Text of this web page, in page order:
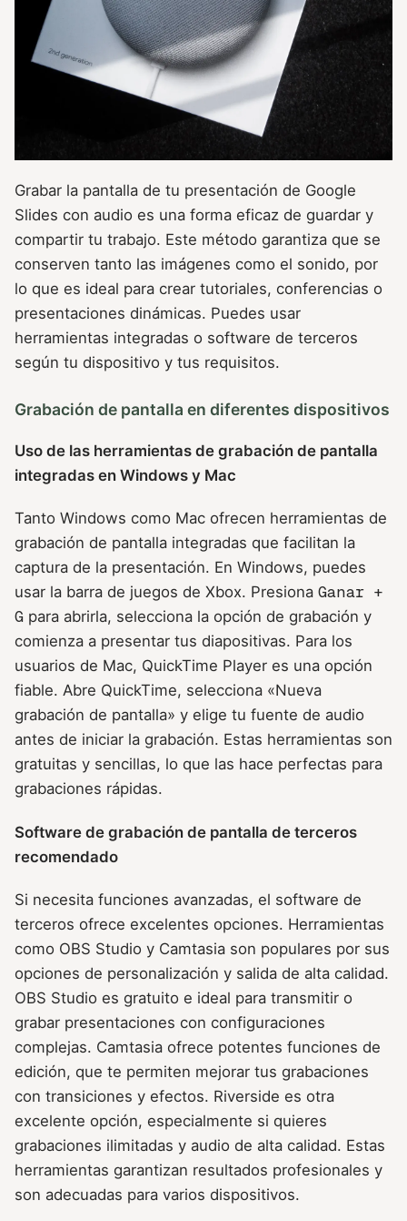
Grabar la pantalla de tu presentación de Google
Slides con audio es una forma eficaz de guardar y
compartir tu trabajo. Este método garantiza que se
conserven tanto las imágenes como el sonido, por
lo que es ideal para crear tutoriales, conferencias o
presentaciones dinámicas. Puedes usar
herramientas integradas o software de terceros
según tu dispositivo y tus requisitos.
Grabación de pantalla en diferentes dispositivos
Uso de las herramientas de grabación de pantalla
integradas en Windows y Mac
Tanto Windows como Mac ofrecen herramientas de
grabación de pantalla integradas que facilitan la
captura de la presentación. En Windows, puedes
usar la barra de juegos de Xbox. Presiona Ganar +
G para abrirla, selecciona la opción de grabación y
comienza a presentar tus diapositivas. Para los
usuarios de Mac, QuickTime Player es una opción
fiable. Abre QuickTime, selecciona «Nueva
grabación de pantalla» y elige tu fuente de audio
antes de iniciar la grabación. Estas herramientas son
gratuitas y sencillas, lo que las hace perfectas para
grabaciones rápidas.
Software de grabación de pantalla de terceros
recomendado
Si necesita funciones avanzadas, el software de
terceros ofrece excelentes opciones. Herramientas
como OBS Studio y Camtasia son populares por sus
opciones de personalización y salida de alta calidad.
OBS Studio es gratuito e ideal para transmitir o
grabar presentaciones con configuraciones
complejas. Camtasia ofrece potentes funciones de
edición, que te permiten mejorar tus grabaciones
con transiciones y efectos. Riverside es otra
excelente opción, especialmente si quieres
grabaciones ilimitadas y audio de alta calidad. Estas
herramientas garantizan resultados profesionales y
son adecuadas para varios dispositivos.